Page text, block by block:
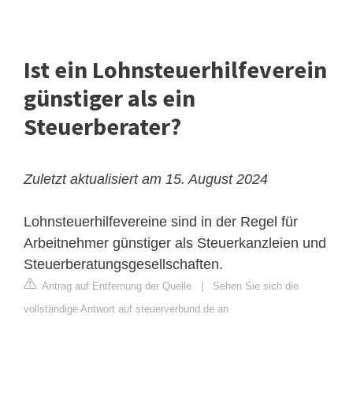
Ist ein Lohnsteuerhilfeverein
günstiger als ein
Steuerberater?
Zuletzt aktualisiert am 15. August 2024
Lohnsteuerhilfevereine sind in der Regel für
Arbeitnehmer günstiger als Steuerkanzleien und
Steuerberatungsgesellschaften.
Antrag auf Entfernung der Quelle
Sehen Sie sich die
vollständige Antwort auf steuerverbund.de an